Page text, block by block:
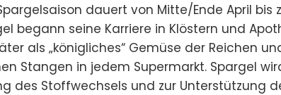
dauert von Mitte/Ende April bis
begann seine Karriere in Klöstern und
als „königliches“ Gemüse der Reichen
Stangen in jedem Supermarkt. Spargel
des Stoffwechsels und zur Unterstützung